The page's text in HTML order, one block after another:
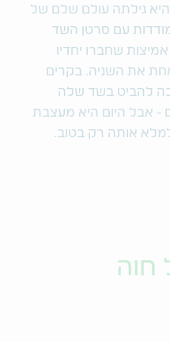
היא גילתה עולם שלם של
עם סרטן השד
שחברו יחדיו
את השניה. בקרים
להביט בשד שלה
- אבל היום היא מעצבת
אותה רק בטוב.
חוה